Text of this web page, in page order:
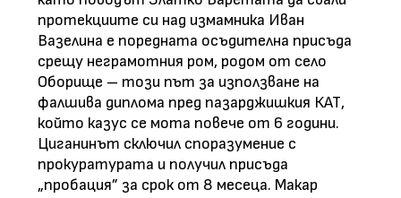
протекциите си над измамника Иван
Вазелина е поредната осъдителна присъда
срещу неграмотния ром, родом от село
Оборище – този път за използване на
фалшива диплома пред пазарджишкия КАТ,
който казус се мота повече от 6 години.
Циганинът сключил споразумение с
прокуратурата и получил присъда
„пробация” за срок от 8 месеца. Макар